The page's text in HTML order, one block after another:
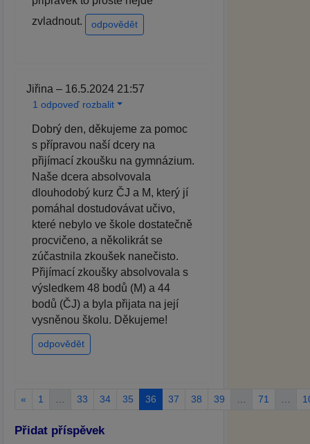
zvladnout.
odpovědět
Jiřina – 16.5.2024 21:57
1 odpoveď rozbalit
Dobrý den, děkujeme za pomoc
s přípravou naší dcery na
přijímací zkoušku na gymnázium.
Naše dcera absolvovala
dlouhodobý kurz ČJ a M, který jí
pomáhal dostudovávat učivo,
které nebylo ve škole dostatečně
procvičeno, a několikrát se
zúčastnila zkoušek nanečisto.
Přijímací zkoušky absolvovala s
výsledkem 48 bodů (M) a 44
bodů (ČJ) a byla přijata na její
vysněnou školu. Děkujeme!
odpovědět
« 1 33 34 35 36 37 38 39 71
Přidat příspěvek